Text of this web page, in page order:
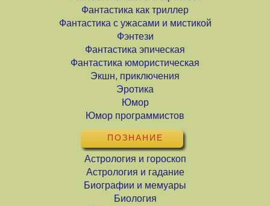
Фантастика как триллер
Фантастика с ужасами и мистикой
Фэнтези
Фантастика эпическая
Фантастика юмористическая
Экшн, приключения
Эротика
Юмор
Юмор программистов
ПОЗНАНИЕ
Астрология и гороскоп
Астрология и гадание
Биографии и мемуары
Биология